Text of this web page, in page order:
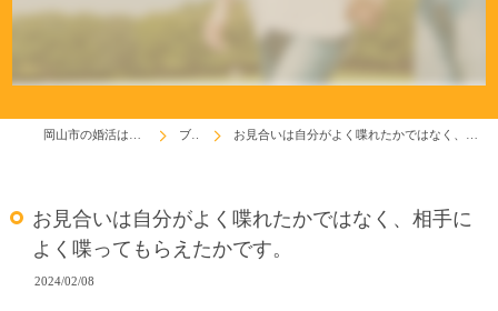
ブログ お見合いは自分がよく喋れたかではなく、相手によく喋ってもらえたかです。
お見合いは自分がよく喋れたかではなく、相手に
よく喋ってもらえたかです。
2024/02/08